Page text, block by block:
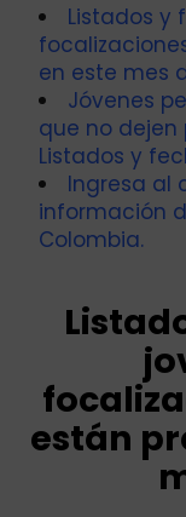
Listados y
en este mes
Jóvenes
que no
Listados y
Ingresa al
información
Colombia.
están